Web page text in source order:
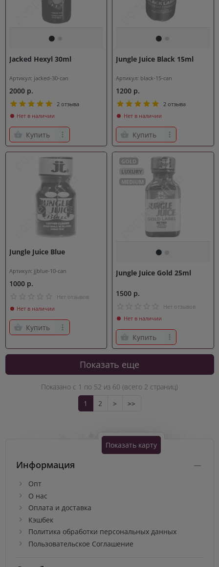
Jacked Hexyl 30ml
Артикул: jacked-30-can
2000 р.
2 отзыва
Нет в наличии
Купить
Jungle Juice Black 15ml
Артикул: black-15-can
1200 р.
2 отзыва
Нет в наличии
Купить
Jungle Juice Blue
Артикул: jjblue-10-can
1000 р.
Нет отзывов
Нет в наличии
Купить
GOLD
LUXURY
MEDIUM
Jungle Juice Gold 25ml
1500 р.
Нет отзывов
Нет в наличии
Купить
Показать еще
Показано с 1 по 52 из 60 (всего 2 страниц)
1
2 > >>
Показать карту
Информация
Опт
О нас
Оплата и доставка
Кэшбек
Политика обработки персональных данных
Пользовательское Соглашение